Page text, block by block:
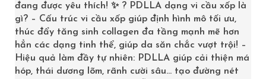
đang được yêu thích! ✨ ? PDLLA dạng vi cầu xốp là
gì? – Cấu trúc vi cầu xốp giúp định hình mô tối ưu,
thúc đẩy tăng sinh collagen đa tầng mạnh mẽ hơn
hẳn các dạng tinh thể, giúp da săn chắc vượt trội! –
Hiệu quả làm đầy tự nhiên: PDLLA giúp cải thiện má
hóp, thái dương lõm, rãnh cười sâu… tạo đường nét